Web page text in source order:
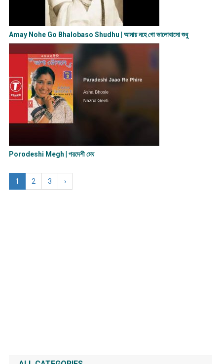
Amay Nohe Go Bhalobaso Shudhu | আমায় নহে গো ভালোবাসো শুধু
Porodeshi Megh | পরদেশী মেঘ
1 2 3 ›